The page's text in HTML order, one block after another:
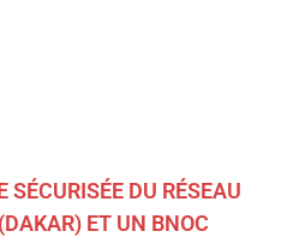
SÉCURISÉE DU RÉSEAU
ET UN BNOC